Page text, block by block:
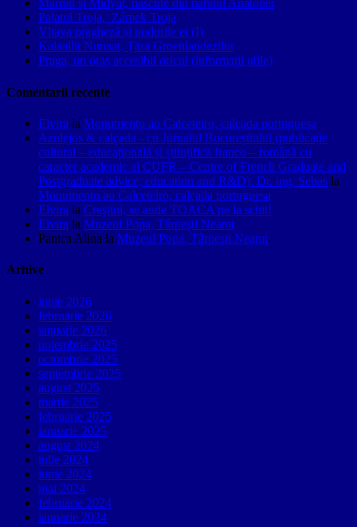
Mardin și Midyat, născute din nahitul Anatoliei
Palatul Troja, Zámek Troja
Vltava pragheză și podurile ei (I)
Kalaallit Nunaat, Țara Groenlandezilor
Praga, un oraș accesibil oricui (informații utile)
Comentarii recente
Elvira la Monumento ao Calceteiro, calçada portuguesa
Azulejos & calçada - cu Jurnalul Bucureștiului (publicație
cultural – educațională și științifică franco – română cu
caracter academic al CUFR – Centre of French Graduate and
Postgraduate advice, education and R&D). Dr. ing. Sebas la
Monumento ao Calceteiro, calçada portuguesa
Elvira la Creştini, se aude TOACA pe la schit!
Elvira la Muzeul Popa, Târpeşti Neamţ
Panica Alina la Muzeul Popa, Târpeşti Neamţ
Arhive
iunie 2026
februarie 2026
ianuarie 2026
noiembrie 2025
octombrie 2025
septembrie 2025
august 2025
martie 2025
februarie 2025
ianuarie 2025
august 2024
iulie 2024
iunie 2024
mai 2024
februarie 2024
ianuarie 2024